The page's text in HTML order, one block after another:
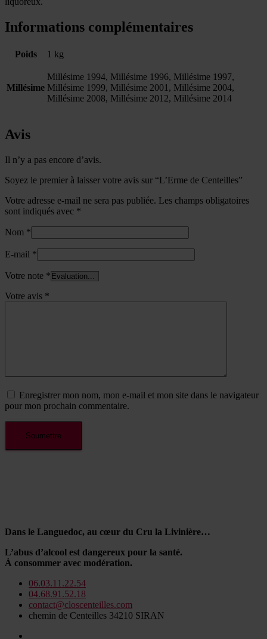
Informations complémentaires
Poids 1 kg
Millésime
Millésime 1994, Millésime 1996, Millésime 1997,
Millésime 1999, Millésime 2001, Millésime 2004,
Millésime 2008, Millésime 2012, Millésime 2014
Avis
Il n’y a pas encore d’avis.
Soyez le premier à laisser votre avis sur “L’Erme de Centeilles”
Votre adresse e-mail ne sera pas publiée. Les champs obligatoires
sont indiqués avec *
Nom *
E-mail *
Votre note *
Votre avis *
Enregistrer mon nom, mon e-mail et mon site dans le navigateur
pour mon prochain commentaire.
Dans le Languedoc, au cœur du Cru la Livinière…
L’abus d’alcool est dangereux pour la santé.
À consommer avec modération.
06.03.11.22.54
04.68.91.52.18
contact@closcenteilles.com
chemin de Centeilles 34210 SIRAN